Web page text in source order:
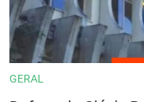
GERAL